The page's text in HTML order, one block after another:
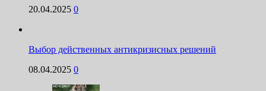
20.04.2025 0
Выбор действенных антикризисных решений
08.04.2025 0